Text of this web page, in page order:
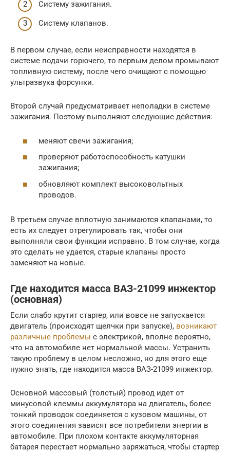
Систему зажигания.
Систему клапанов.
В первом случае, если неисправности находятся в
системе подачи горючего, то первым делом промывают
топливную систему, после чего очищают с помощью
ультразвука форсунки.
Второй случай предусматривает неполадки в системе
зажигания. Поэтому выполняют следующие действия:
меняют свечи зажигания;
проверяют работоспособность катушки
зажигания;
обновляют комплект высоковольтных
проводов.
В третьем случае вплотную занимаются клапанами, то
есть их следует отрегулировать так, чтобы они
выполняли свои функции исправно. В том случае, когда
это сделать не удается, старые клапаны просто
заменяют на новые.
Где находится масса ВАЗ-21099 инжектор
(основная)
Если слабо крутит стартер, или вовсе не запускается
двигатель (происходят щелчки при запуске), возникают
различные проблемы с электрикой, вполне вероятно,
что на автомобиле нет нормальной массы. Устранить
такую проблему в целом несложно, но для этого еще
нужно знать, где находится масса ВАЗ-21099 инжектор.
Основной массовый (толстый) провод идет от
минусовой клеммы аккумулятора на двигатель, более
тонкий проводок соединяется с кузовом машины, от
этого соединения зависят все потребители энергии в
автомобиле. При плохом контакте аккумуляторная
батарея перестает нормально заряжаться, чтобы стартер